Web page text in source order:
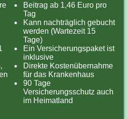
Beitrag ab 1,46 Euro pro
Tag
Kann nachträglich gebucht
werden (Wartezeit 15
Tage)
Ein Versicherungspaket ist
inklusive
Direkte Kostenübernahme
für das Krankenhaus
90 Tage
Versicherungsschutz auch
im Heimatland